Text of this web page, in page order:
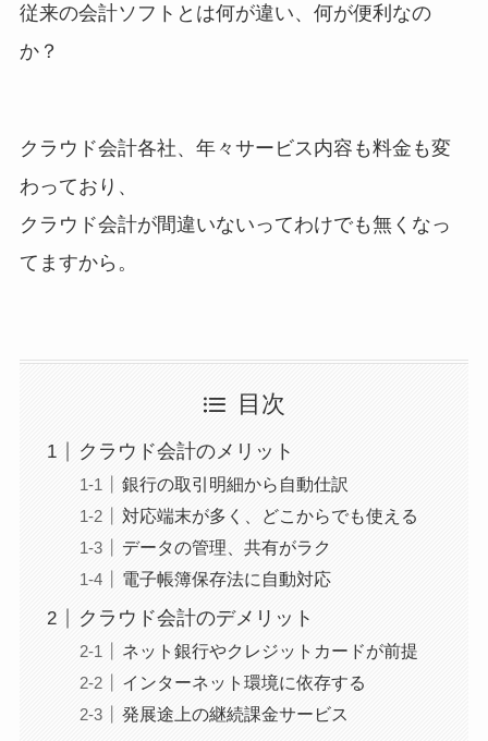
従来の会計ソフトとは何が違い、何が便利なの
か？
クラウド会計各社、年々サービス内容も料金も変
わっており、
クラウド会計が間違いないってわけでも無くなっ
てますから。
目次
クラウド会計のメリット
銀行の取引明細から自動仕訳
対応端末が多く、どこからでも使える
データの管理、共有がラク
電子帳簿保存法に自動対応
クラウド会計のデメリット
ネット銀行やクレジットカードが前提
インターネット環境に依存する
発展途上の継続課金サービス